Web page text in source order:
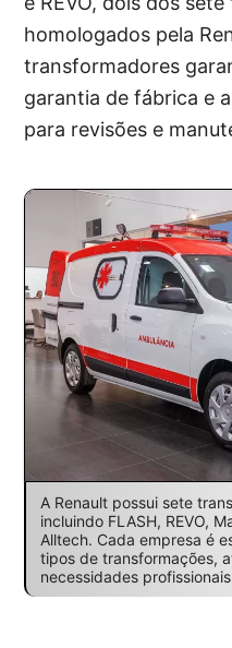
homologados pela
transformadores
garantia de fábrica e
para revisões e
A Renault possui sete
incluindo FLASH, REVO,
Alltech. Cada empresa é
tipos de transformações,
necessidades